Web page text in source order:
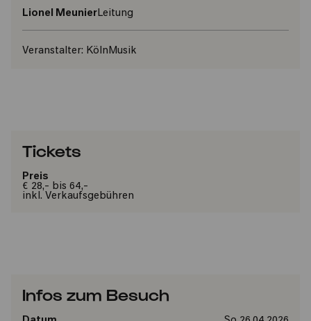
Lionel Meunier Leitung
Veranstalter: KölnMusik
Tickets
Preis
€ 28,- bis 64,-
inkl. Verkaufsgebühren
Infos zum Besuch